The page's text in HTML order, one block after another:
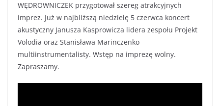
WĘDROWNICZEK przygotował szereg atrakcyjnych
imprez. Już w najbliższą niedzielę 5 czerwca koncert
akustyczny Janusza Kasprowicza lidera zespołu Projekt
Volodia oraz Stanisława Marinczenko
multiinstrumentalisty. Wstęp na imprezę wolny.
Zapraszamy.